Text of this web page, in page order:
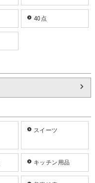
40点
スイーツ
キッチン用品